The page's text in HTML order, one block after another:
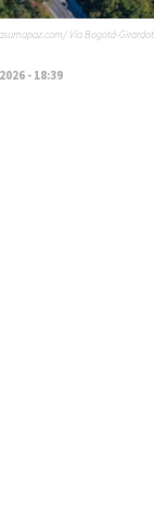
- 18:39
Vía Bogotá-Girardot